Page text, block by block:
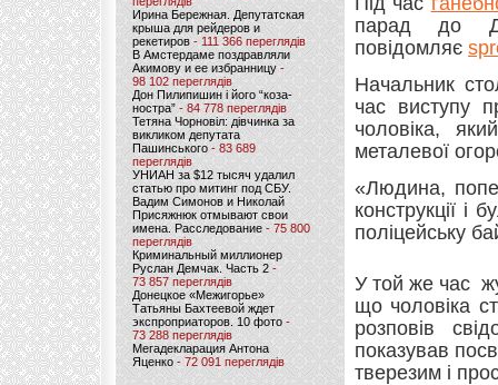
Ирина Бережная. Депутатская
крыша для рейдеров и
рекетиров - 111 366 переглядів
В Амстердаме поздравляли
Акимову и ее избранницу -
98 102 переглядів
Дон Пилипишин і його “коза-
ностра” - 84 778 переглядів
Тетяна Чорновіл: дівчинка за
викликом депутата
Пашинського- 83 689
переглядів
УНИАН за $12 тысяч удалил
статью про митинг под СБУ.
Вадим Симонов и Николай
Присяжнюк отмывают свои
имена. Расследование - 75 800
переглядів
Криминальный миллионер
Руслан Демчак. Часть 2-
73 857 переглядів
Донецкое «Межигорье»
Татьяны Бахтеевой ждет
экспроприаторов. 10 фото -
73 288 переглядів
Мегадекларация Антона
Яценко - 72 091 переглядів
парад до
повідомляє
Начальник
час виступу
чоловіка,
металевої
«Людина,
конструкції і
поліцейську
У той же час
що чоловіка
розповів
показував
тверезим і